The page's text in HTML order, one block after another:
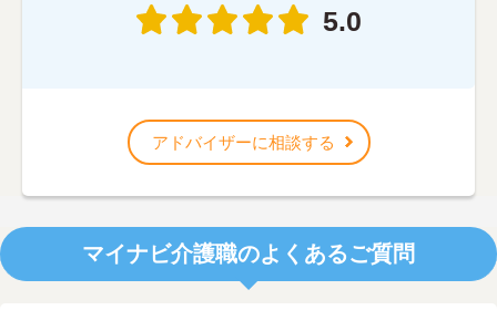
5.0
アドバイザーに相談する
マイナビ介護職のよくあるご質問